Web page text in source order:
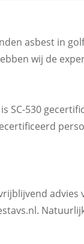
asbest in
wij de
SC-530